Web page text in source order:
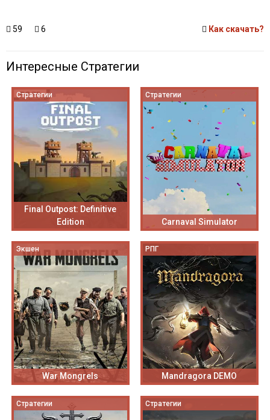
59 6 Как скачать?
Интересные Стратегии
Стратегии
Final Outpost: Definitive
Edition
Стратегии
Carnaval Simulator
Экшен
War Mongrels
РПГ
Mandragora DEMO
Стратегии Стратегии